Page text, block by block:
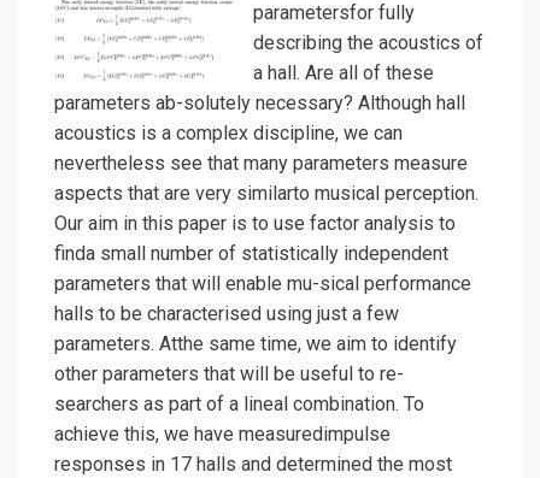
parametersfor fully
describing the acoustics of
a hall. Are all of these
parameters ab-solutely necessary? Although hall
acoustics is a complex discipline, we can
nevertheless see that many parameters measure
aspects that are very similarto musical perception.
Our aim in this paper is to use factor analysis to
finda small number of statistically independent
parameters that will enable mu-sical performance
halls to be characterised using just a few
parameters. Atthe same time, we aim to identify
other parameters that will be useful to re-
searchers as part of a lineal combination. To
achieve this, we have measuredimpulse
responses in 17 halls and determined the most